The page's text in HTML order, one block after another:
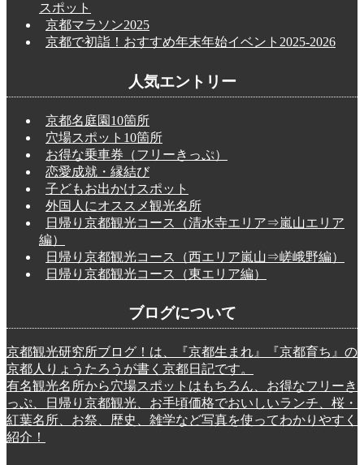
スポット
京都マラソン2025
京都で初詣！おすすめ年末年始イベント2025-2026
人気エントリー
京都名庭園10箇所
穴場スポット10箇所
お得な乗車券（フリーきっぷ）
恋愛成就・縁結び
子どもお出かけスポット
外国人にオススメ観光名所
日帰り京都観光コース（清水寺エリア⇒嵐山エリア
編）
日帰り京都観光コース（西エリア嵐山⇒嵯峨野編）
日帰り京都観光コース（東エリア編）
ブログについて
京都観光研究所ブログ！は、『京都生まれ』『京都育ち』の
京都人りょうたろうが書く京都日記です。
有名観光名所から穴場スポットはもちろん、お得なフリーき
っぷ、日帰り京都観光、お手頃価格でおいしいランチ、桜・
紅葉名所、お祭、歴史、雑学など写真を使ってわかりやすく
紹介！